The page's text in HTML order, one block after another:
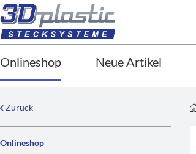
Onlineshop Neue Artikel
Zurück
Onlineshop